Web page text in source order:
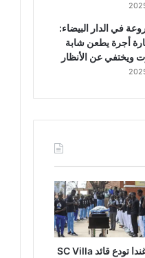
في الدار البيضاء:
أجرة يطعن شابة
ويختفي عن الأنظار
أوغندا تودع قائد SC Villa